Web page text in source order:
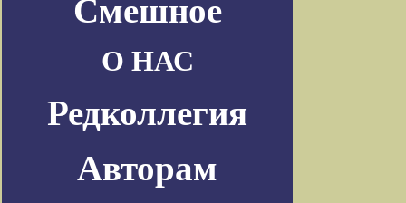
Смешное
О НАС
Редколлегия
Авторам